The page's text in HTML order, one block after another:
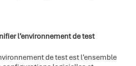
l’environnement de test
de test est l’ensemble